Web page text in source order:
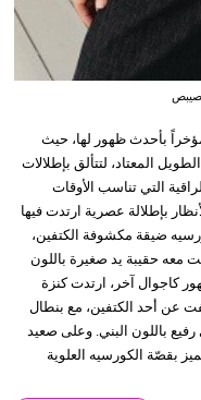
بصيبص
بأحدث ظهور لها، حيث
المعتاد، لتتألق بإطلالات
التي تناسب الأوقات
بإطلالة عصرية ارتدت فيها
ضيقة مكشوفة الكتفين،
معه حقيبة يد صغيرة باللون
كاجوال آخر، ارتدت كنزة
عن أحد الكتفين، مع بنطال
باللون البني. وعلى صعيد
بقصّة الكورسيه العلوية